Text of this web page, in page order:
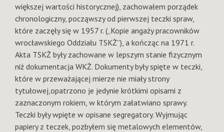
większej wartości historycznej), zachowałem porządek
chronologiczny, począwszy od pierwszej teczki spraw,
które zaczęły się w 1957 r. („Kopie angaży pracowników
wrocławskiego Oddziału TSKŻ”), a kończąc na 1971 r.
Akta TSKŻ były zachowane w lepszym stanie fizycznym
niż dokumentacja WKŻ. Dokumenty były spięte w teczki,
które w przeważającej mierze nie miały strony
tytułowej,opatrzono je jedynie krótkimi opisami z
zaznaczonym rokiem, w którym załatwiano sprawy.
Teczki były wpięte w opisane segregatory. Wyjmując
papiery z teczek, pozbyłem się metalowych elementów,